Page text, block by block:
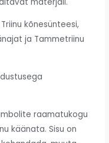
kõnesünteesi,
ja Tammetriinu
raamatukogu
käänata. Sisu on